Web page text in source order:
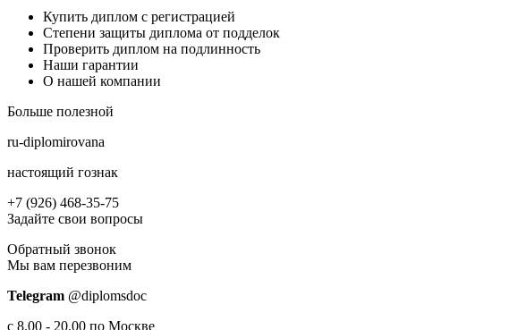
Купить диплом с регистрацией
Степени защиты диплома от подделок
Проверить диплом на подлинность
Наши гарантии
О нашей компании
Больше полезной
ru-diplomirovana
настоящий гознак
+7 (926) 468-35-75
Задайте свои вопросы
Обратный звонок
Мы вам перезвоним
Telegram @diplomsdoс
с 8.00 - 20.00 по Москве